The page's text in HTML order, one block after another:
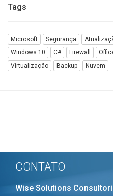
Tags
Microsoft Segurança
Windows 10
C# Firewall
Virtualização
Backup Nuvem
CONTATO
Wise Solutions